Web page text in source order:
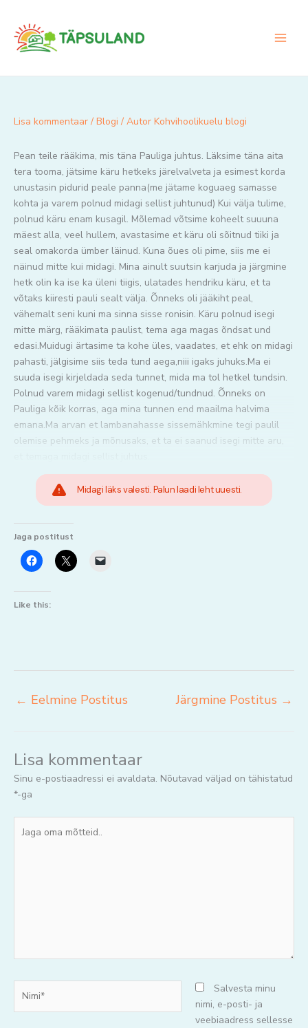
content
Lisa kommentaar / Blogi / Autor Kohvihoolikuelu blogi
Pean teile rääkima, mis täna Pauliga juhtus. Läksime täna aita
tera tooma, jätsime käru hetkeks järelvalveta ja esimest korda
unustasin pidurid peale panna(me jätame koguaeg samasse
kohta ja varem polnud midagi sellist juhtunud) Kui välja tulime,
polnud käru enam kusagil. Mõlemad võtsime koheelt suuuna
mäest alla, veel hullem, avastasime et käru oli sõitnud tiiki ja
seal omakorda ümber läinud. Kuna õues oli pime, siis me ei
näinud mitte kui midagi. Mina ainult suutsin karjuda ja järgmine
hetk olin ka ise ka üleni tiigis, ulatades hendriku käru, et ta
võtaks kiiresti pauli sealt välja. Õnneks oli jääkiht peal,
vähemalt seni kuni ma sinna sisse ronisin. Käru polnud isegi
mitte märg, rääkimata paulist, tema aga magas õndsat und
edasi.Muidugi ärtasime ta kohe üles, vaadates, et ehk on midagi
pahasti, jälgisime siis teda tund aega,niii igaks juhuks.Ma ei
suuda isegi kirjeldada seda tunnet, mida ma tol hetkel tundsin.
Polnud varem midagi sellist kogenud/tundnud. Õnneks on
Pauliga kõik korras, aga mina tunnen end maailma halvima
emana.Ma arvan et lambanahasse sissemähkmine tegi paulil
olemise pehmeks ja mõnusaks, et ta ei saanud isegi mitte aru,
Midagi läks valesti. Palun laadi leht uuesti.
Jaga postitust
Like this:
← Eelmine Postitus Järgmine Postitus →
Lisa kommentaar
Sinu e-postiaadressi ei avaldata. Nõutavad väljad on tähistatud
*-ga
oma
Salvesta minu
nimi, e-posti- ja
veebiaadress sellesse